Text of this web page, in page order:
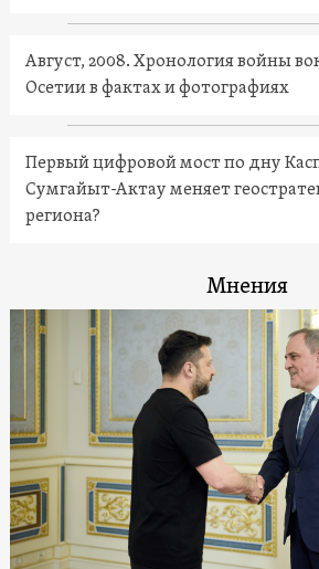
Август, 2008. Хронология войны
Осетии в фактах и фотографиях
Первый цифровой мост по дну
Сумгайыт-Актау меняет
региона?
Мнения